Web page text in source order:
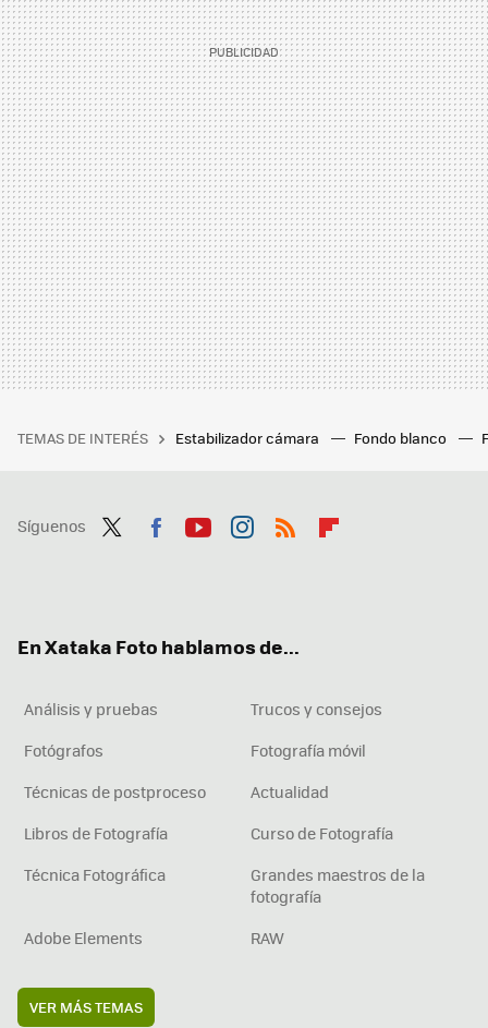
TEMAS DE INTERÉS Estabilizador cámara Fondo blanco
Síguenos
En Xataka Foto hablamos de...
Análisis y pruebas
Trucos y consejos
Fotógrafos
Fotografía móvil
Técnicas de postproceso
Actualidad
Libros de Fotografía
Curso de Fotografía
Técnica Fotográfica
Grandes maestros de la
fotografía
Adobe Elements
RAW
VER MÁS TEMAS